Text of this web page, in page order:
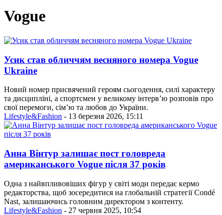
Vogue
Усик став обличчям весняного номера Vogue
Ukraine
Новий номер присвячений героям сьогодення, силі характеру
та дисципліні, а спортсмен у великому інтерв’ю розповів про
свої перемоги, сім’ю та любов до України.
Lifestyle&Fashion - 13 березня 2026, 15:11
Анна Вінтур залишає пост головреда
американського Vogue після 37 років
Одна з найвпливовіших фігур у світі моди передає кермо
редакторства, щоб зосередитися на глобальній стратегії Condé
Nast, залишаючись головним директором з контенту.
Lifestyle&Fashion - 27 червня 2025, 10:54